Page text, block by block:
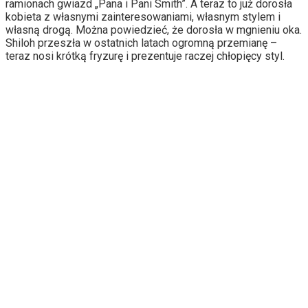
ramionach gwiazd „Pana i Pani Smith”. A teraz to już dorosła
kobieta z własnymi zainteresowaniami, własnym stylem i
własną drogą. Można powiedzieć, że dorosła w mgnieniu oka.
Shiloh przeszła w ostatnich latach ogromną przemianę –
teraz nosi krótką fryzurę i prezentuje raczej chłopięcy styl.